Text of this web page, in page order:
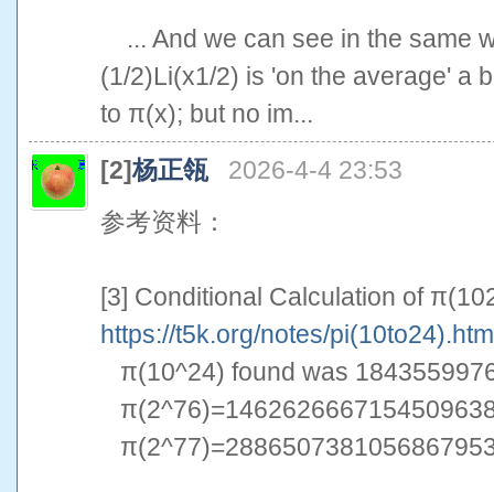
... And we can see in the same
(1/2)Li(x1/2) is 'on the average' a
to π(x); but no im...
[2]杨正瓴
2026-4-4 23:53
参考资料：
[3] Conditional Calculation of
https://t5k.org/notes/
π(10^24) found was